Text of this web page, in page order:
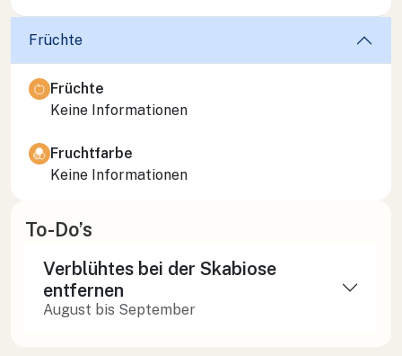
Früchte
Früchte
Keine Informationen
Fruchtfarbe
Keine Informationen
To-Do’s
Verblühtes bei der Skabiose
entfernen
August bis September